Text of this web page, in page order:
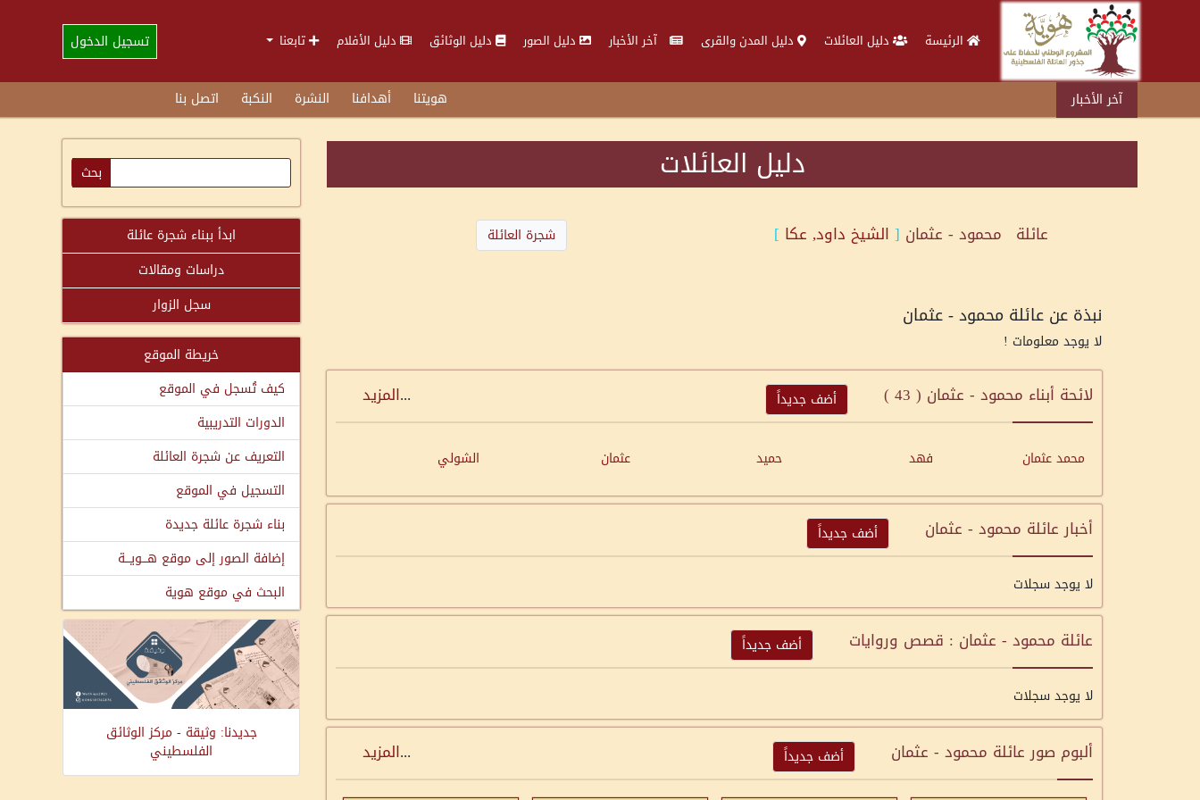
الرئيسة دليل العائلات دليل المدن والقرى آخر الأخبار دليل الصور دليل الوثائق دليل الأفلام تابعنا تسجيل الدخول
آخر الأخبار هويتنا أهدافنا النشرة النكبة اتصل بنا
دليل العائلات
عائلة محمود - عثمان [ الشيخ داود, عكا ] شجرة العائلة
نبذة عن عائلة محمود - عثمان
لا يوجد معلومات !
لائحة أبناء محمود - عثمان ( 43
) أضف جديداً ...المزيد
محمد عثمان فهد حميد عثمان الشولي
أخبار عائلة محمود - عثمان أضف جديداً
لا يوجد سجلات
عائلة محمود - عثمان : قصص وروايات أضف جديداً
لا يوجد سجلات
ألبوم صور عائلة محمود - عثمان أضف جديداً ...المزيد
ابدأ ببناء شجرة عائلة
دراسات ومقالات
سجل الزوار
خريطة الموقع
كيف تُسجل في الموقع
الدورات التدريبية
التعريف عن شجرة العائلة
التسجيل في الموقع
بناء شجرة عائلة جديدة
إضافة الصور إلى موقع هـــويـــة
البحث في موقع هوية
جديدنا: وثيقة - مركز الوثائق
الفلسطيني